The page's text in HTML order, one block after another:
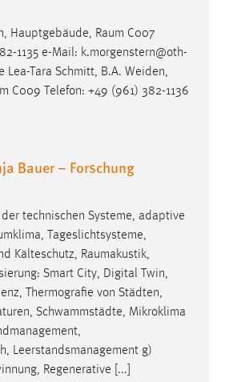
Hauptgebäude, Raum C007
1135 e-Mail: k.morgenstern@oth-
Tara Schmitt, B.A. Weiden,
C009 Telefon: +49 (961) 382-1136
Bauer – Forschung
technischen Systeme, adaptive
, Tageslichtsysteme,
Kälteschutz, Raumakustik,
Smart City, Digital Twin,
Thermografie von Städten,
Schwammstädte, Mikroklima
Leerstandsmanagement g)
Regenerative [...]